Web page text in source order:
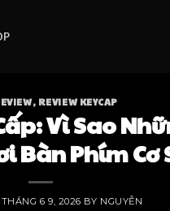
, REVIEW KEYCAP
Vì Sao
Bàn Phím Cơ
THÁNG 6 9, 2026 BY NGUYỄN